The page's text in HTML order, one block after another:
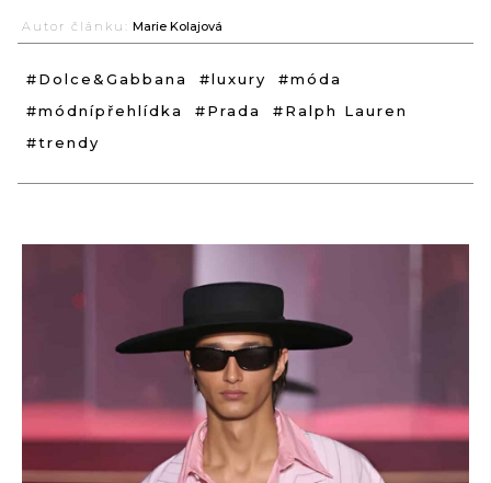
Autor článku: Marie Kolajová
#Dolce&Gabbana #luxury
#móda
#módnípřehlídka
#Prada
#Ralph Lauren
#trendy